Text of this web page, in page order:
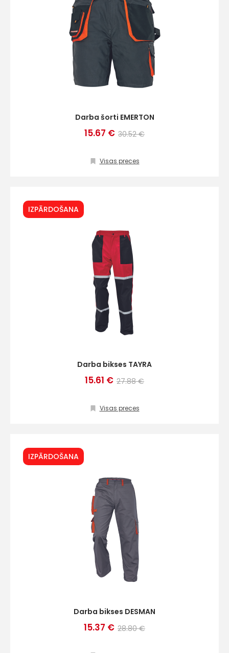
Darba šorti EMERTON
15.67 € 30.52 €
Visas preces
IZPĀRDOŠANA
Darba bikses TAYRA
15.61 € 27.88 €
Visas preces
IZPĀRDOŠANA
Darba bikses DESMAN
15.37 € 28.80 €